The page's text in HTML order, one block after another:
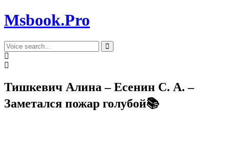
Msbook.Pro
Тишкевич Алина – Есенин С. А. –
Заметался пожар голубой📚